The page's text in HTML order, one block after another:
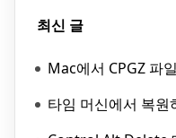
최신 글
Mac에서 CPGZ 파
타임 머신에서 복